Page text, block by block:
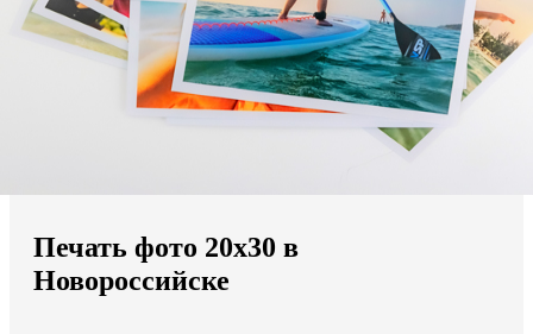
Мы доставляем по всему миру
Продолжить без города
Печать фото 20х30 в
Новороссийске